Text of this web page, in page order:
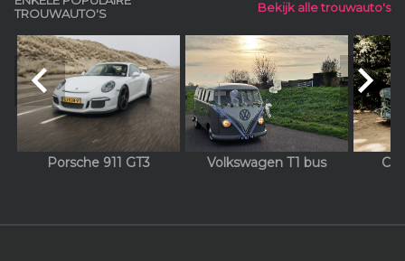
TROUWAUTO'S
Bekijk alle trouwauto's
Porsche 911 GT3 Volkswagen T1 bus
navigate_before navigate_next